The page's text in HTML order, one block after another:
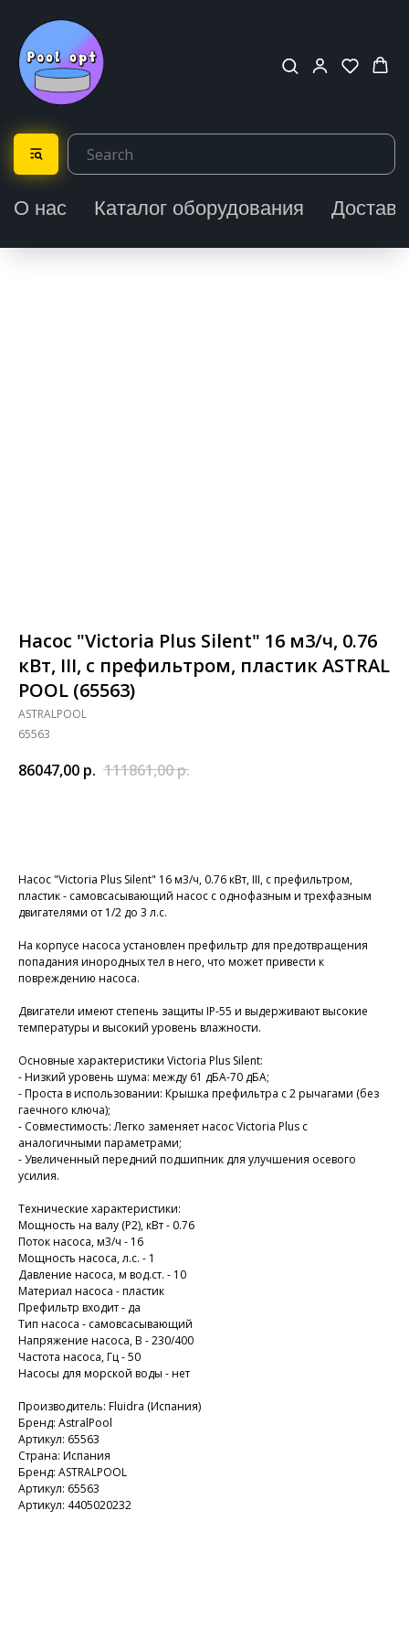
О нас Каталог оборудования
Насос "Victoria Plus Silent" 16 м3/ч, 0.76
кВт, III, с префильтром, пластик ASTRAL
POOL (65563)
ASTRALPOOL
65563
86047,00 р. 111861,00р.
Насос "Victoria Plus Silent" 16 м3/ч, 0.76 кВт, III, с префильтром,
пластик - самовсасывающий насос с однофазным и трехфазным
двигателями от 1/2 до 3 л.с.
На корпусе насоса установлен префильтр для предотвращения
попадания инородных тел в него, что может привести к
повреждению насоса.
Двигатели имеют степень защиты IP-55 и выдерживают высокие
температуры и высокий уровень влажности.
Основные характеристики Victoria Plus Silent:
- Низкий уровень шума: между 61 дБА-70 дБА;
- Проста в использовании: Крышка префильтра с 2 рычагами (без
гаечного ключа);
- Совместимость: Легко заменяет насос Victoria Plus с
аналогичными параметрами;
- Увеличенный передний подшипник для улучшения осевого
усилия.
Технические характеристики:
Мощность на валу (P2), кВт - 0.76
Поток насоса, м3/ч - 16
Мощность насоса, л.с. - 1
Давление насоса, м вод.ст. - 10
Материал насоса - пластик
Префильтр входит - да
Тип насоса - самовсасывающий
Напряжение насоса, В - 230/400
Частота насоса, Гц - 50
Насосы для морской воды - нет
Производитель: Fluidra (Испания)
Бренд: AstralPool
Артикул: 65563
Страна: Испания
Бренд: ASTRALPOOL
Артикул: 65563
Артикул: 4405020232